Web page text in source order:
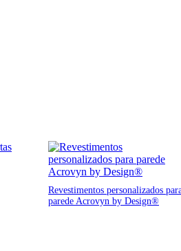
Revestimentos personalizados
parede Acrovyn by Design®